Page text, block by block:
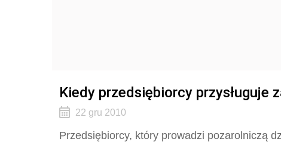
Kiedy przedsiębiorcy przysługuje
22 gru 2010
Przedsiębiorcy, który prowadzi pozarolniczą